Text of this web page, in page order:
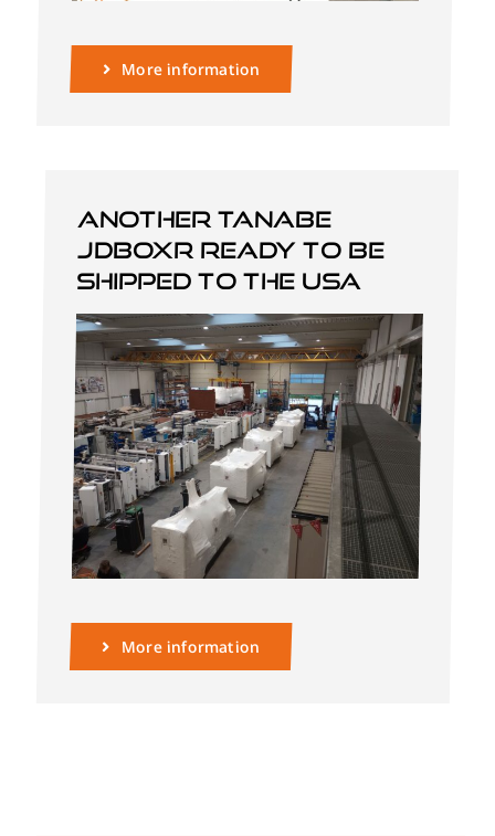
More information
Another Tanabe
JDBOXR ready to be
shipped to the USA
More information